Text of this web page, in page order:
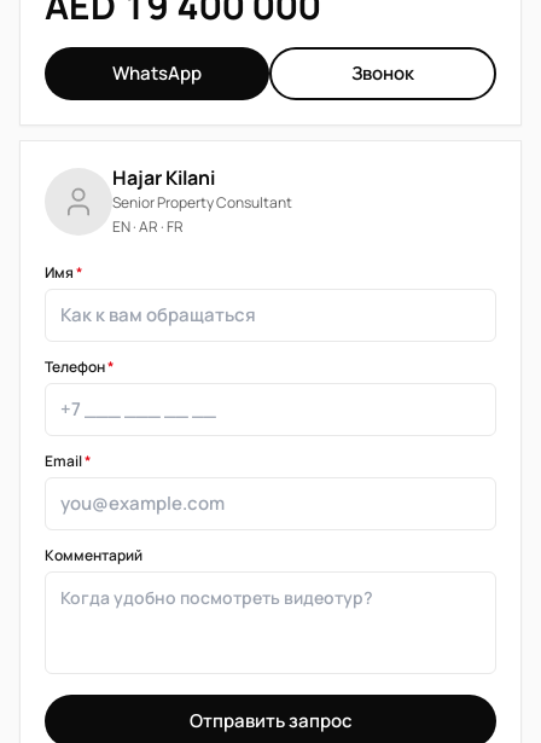
WhatsApp Звонок
Hajar Kilani
Senior Property Consultant
EN · AR · FR
Имя*
Телефон*
Email*
Комментарий
Отправить запрос